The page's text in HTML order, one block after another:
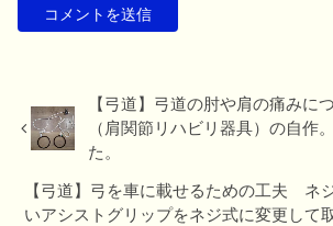
【弓道】弓道の肘や肩の痛みに
（肩関節リハビリ器具）の自作
た。
【弓道】弓を車に載せるための工夫 ネ
いアシストグリップをネジ式に変更して